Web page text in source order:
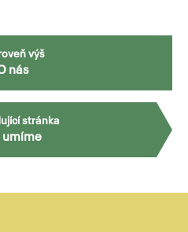
výš
nás
stránka
umíme